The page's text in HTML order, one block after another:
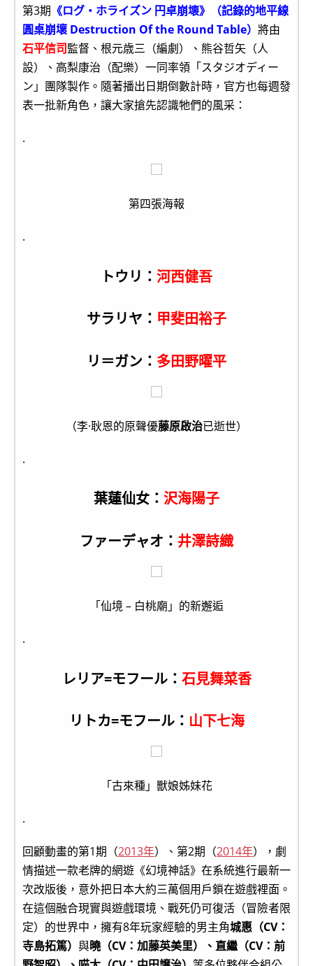
第3期 《ログ・ホライズン 円卓崩壊》（記錄的地平線
圓桌崩壞 Destruction Of the Round Table） 將由
石平信司監督、根元歳三（編劇）、熊谷哲矢（人
設）、高梨康治（配樂）一同率領「スタジオディー
ン」團隊製作。隨著播出日期倒數計時，官方也每週發
表一批新角色，讓大家搶先認識牠們的風采：
.
第四張海報
.
トウリ： 河西健吾
サラリヤ： 甲斐田裕子
リ＝ガン： 多田野曜平
（李·耿恩的原聲優藤原啟治已逝世）
.
葉蓮仙女： 沢海陽子
ファーデャオ： 井澤詩織
「仙境 – 白桃廟」的新邂逅
.
レリア=モフール： 石見舞菜香
リトカ=モフール： 山下七海
「古來種」獸娘姊妹花
.
回顧動畫的第1期（2013年）、第2期（2014年），劇
情描述一款老牌的網遊《幻境神話》在系統進行最新一
次改版後，意外把日本大約三萬個用戶鎖在遊戲裡面。
在這個融合現實與遊戲環境、戰死仍可復活（冒險者限
定）的世界中，擁有8年玩家經驗的男主角城惠（CV：
寺島拓篤） 與曉（CV：加藤英美里）、直繼（CV：前